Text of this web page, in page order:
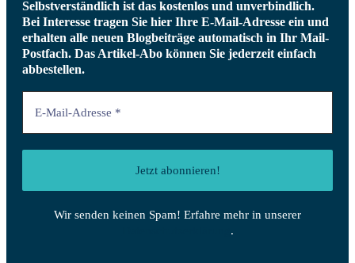
Selbstverständlich ist das kostenlos und unverbindlich.
Bei Interesse tragen Sie hier Ihre E-Mail-Adresse ein und
erhalten alle neuen Blogbeiträge automatisch in Ihr Mail-
Postfach. Das Artikel-Abo können Sie jederzeit einfach
abbestellen.
Wir senden keinen Spam! Erfahre mehr in unserer
.